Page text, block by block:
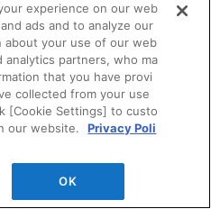
ト
experience on our web
ads and to analyze our
about your use of our web
partners, who ma
that you have provi
collected from your use
[Cookie Settings] to custo
our website.
Privacy Poli
OK